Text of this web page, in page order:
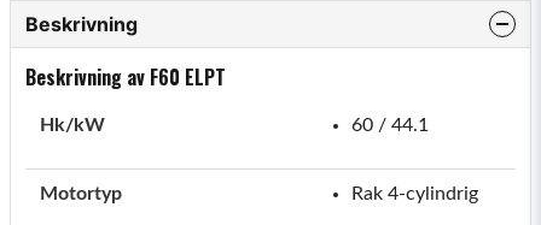
Beskrivning
Beskrivning av F60 ELPT
Hk/kW 60 / 44.1
Motortyp Rak 4-cylindrig